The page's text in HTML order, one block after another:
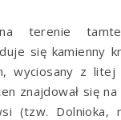
się kamienny
z litej
znajdował się
(tzw. Dolnioka,